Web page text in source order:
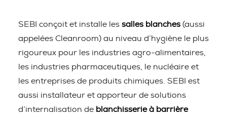
SEBI conçoit et installe les salles blanches (aussi
appelées Cleanroom) au niveau d’hygiène le plus
rigoureux pour les industries agro-alimentaires,
les industries pharmaceutiques, le nucléaire et
les entreprises de produits chimiques. SEBI est
aussi installateur et apporteur de solutions
d’internalisation de blanchisserie à barrière